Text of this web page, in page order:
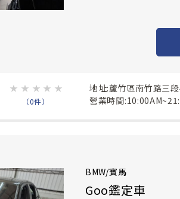
★ ★ ★ ★ ★
（0件）
地址:蘆竹區南竹路三
營業時間
BMW/寶馬
Goo鑑定車